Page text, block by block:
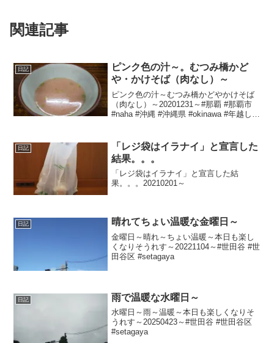
関連記事
日記
ピンク色の汁～。むつみ橋かど
や・かけそば（肉なし）～
ピンク色の汁～むつみ橋かどやかけそば
（肉なし）～20201231～#那覇 #那覇市
#naha #沖縄 #沖縄県 #okinawa #年越しそ
日記
「レジ袋はイラナイ」と宣言した
結果。。。
「レジ袋はイラナイ」と宣言した結
果。。。20210201～
日記 晴れてちょい温暖な金曜日～
金曜日～晴れ～ちょい温暖～本日も楽し
くなりそうれす～20221104～#世田谷 #世
田谷区 #setagaya
日記 雨で温暖な水曜日～
水曜日～雨～温暖～本日も楽しくなりそ
うれす～20250423～#世田谷 #世田谷区
#setagaya